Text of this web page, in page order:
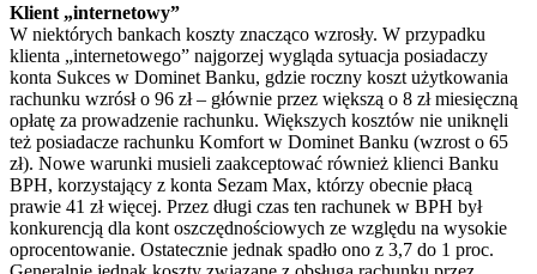
Klient „internetowy”
W niektórych bankach koszty znacząco wzrosły. W przypadku
klienta „internetowego” najgorzej wygląda sytuacja posiadaczy
konta Sukces w Dominet Banku, gdzie roczny koszt użytkowania
rachunku wzrósł o 96 zł – głównie przez większą o 8 zł miesięczną
opłatę za prowadzenie rachunku. Większych kosztów nie uniknęli
też posiadacze rachunku Komfort w Dominet Banku (wzrost o 65
zł). Nowe warunki musieli zaakceptować również klienci Banku
BPH, korzystający z konta Sezam Max, którzy obecnie płacą
prawie 41 zł więcej. Przez długi czas ten rachunek w BPH był
konkurencją dla kont oszczędnościowych ze względu na wysokie
oprocentowanie. Ostatecznie jednak spadło ono z 3,7 do 1 proc.